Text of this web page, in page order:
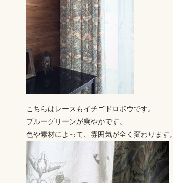
こちらはレースもイチゴドロボウです。
ブルーグリーンが爽やかです。
色や素材によって、雰囲気が全く変わります。